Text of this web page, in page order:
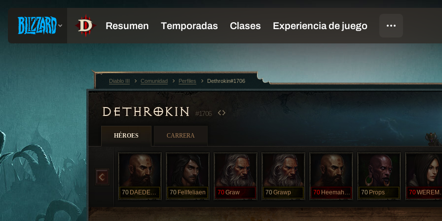
DETHROKIN #1706
HÉROES CARRERA
70 DAEDELUS 70 Fellfeliaen 70Graw 70Grawp 70 Heemahtwo 70 Props 70
Diablo III Comunidad Perfiles Dethrokin#1706